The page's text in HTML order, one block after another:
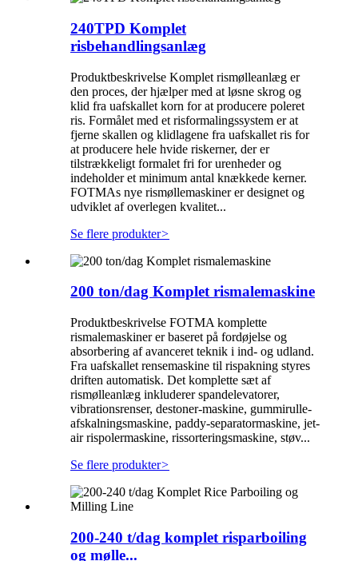
240TPD Komplet
risbehandlingsanlæg
Produktbeskrivelse Komplet rismølleanlæg er
den proces, der hjælper med at løsne skrog og
klid fra uafskallet korn for at producere poleret
ris. Formålet med et risformalingssystem er at
fjerne skallen og klidlagene fra uafskallet ris for
at producere hele hvide riskerner, der er
tilstrækkeligt formalet fri for urenheder og
indeholder et minimum antal knækkede kerner.
FOTMAs nye rismøllemaskiner er designet og
udviklet af overlegen kvalitet...
Se flere produkter>
200 ton/dag Komplet rismalemaskine
Produktbeskrivelse FOTMA komplette
rismalemaskiner er baseret på fordøjelse og
absorbering af avanceret teknik i ind- og udland.
Fra uafskallet rensemaskine til rispakning styres
driften automatisk. Det komplette sæt af
rismølleanlæg inkluderer spandelevatorer,
vibrationsrenser, destoner-maskine, gummirulle-
afskalningsmaskine, paddy-separatormaskine, jet-
air rispolermaskine, rissorteringsmaskine, støv...
Se flere produkter>
200-240 t/dag komplet risparboiling
og mølle...